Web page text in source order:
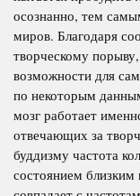
осознанно, тем
миров. Благодаря
творческому
возможности для
по некоторым
мозг работает
отвечающих за
буддизму частота
состоянием